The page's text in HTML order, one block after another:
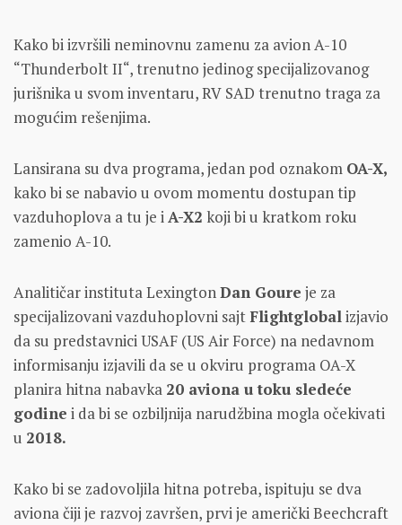
Kako bi izvršili neminovnu zamenu za avion A-10
“Thunderbolt II“, trenutno jedinog specijalizovanog
jurišnika u svom inventaru, RV SAD trenutno traga za
mogućim rešenjima.
Lansirana su dva programa, jedan pod oznakom OA-X,
kako bi se nabavio u ovom momentu dostupan tip
vazduhoplova a tu je iA-X2 koji bi u kratkom roku
zamenio A-10.
Analitičar instituta LexingtonDan Goure je za
specijalizovani vazduhoplovni sajtFlightglobalizjavio
da su predstavnici USAF (US Air Force) na nedavnom
informisanju izjavili da se u okviru programa OA-X
planira hitna nabavka 20 aviona u toku sledeće
godine i da bi se ozbiljnija narudžbina mogla očekivati
u 2018.
Kako bi se zadovoljila hitna potreba, ispituju se dva
aviona čiji je razvoj završen, prvi je američki Beechcraft